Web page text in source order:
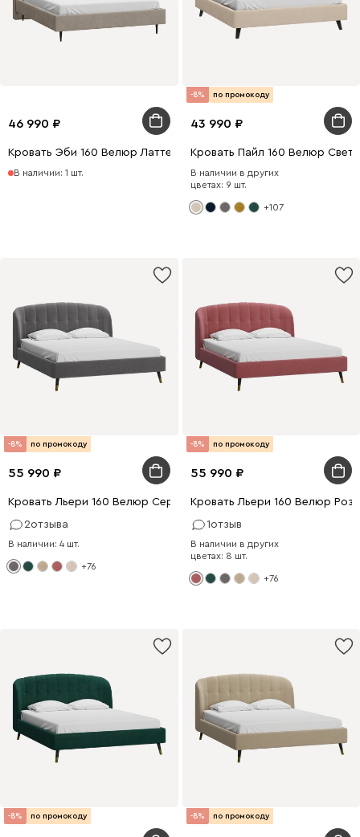
46 990
Кровать Эби 160 Велюр Латте
В наличии: 1 шт.
-8% по промокоду
43 990
Кровать Пайл 160 Велюр
В наличии в других
цветах: 9 шт.
+107
-8% по промокоду
55 990
Кровать Льери 160 Велюр Серый
2отзыва
В наличии: 4 шт.
+76
-8% по промокоду
55 990
Кровать Льери 160 Велюр
1отзыв
В наличии в других
цветах: 8 шт.
+76
-8% по промокоду -8% по промокоду